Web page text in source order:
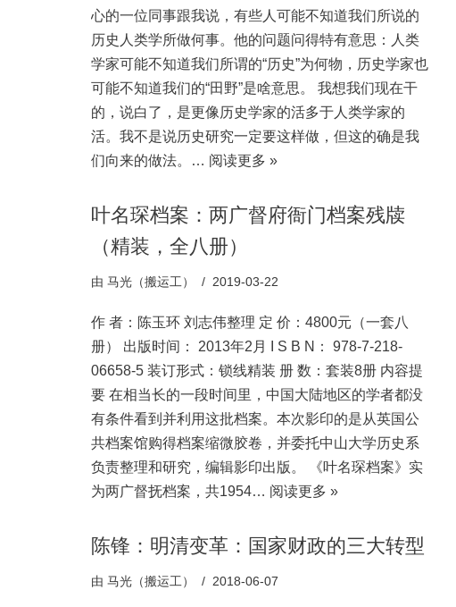
心的一位同事跟我说，有些人可能不知道我们所说的
历史人类学所做何事。他的问题问得特有意思：人类
学家可能不知道我们所谓的“历史”为何物，历史学家也
可能不知道我们的“田野”是啥意思。 我想我们现在干
的，说白了，是更像历史学家的活多于人类学家的
活。我不是说历史研究一定要这样做，但这的确是我
们向来的做法。… 阅读更多 »
叶名琛档案：两广督府衙门档案残牍
（精装，全八册）
由 马光（搬运工） 2019-03-22
作 者：陈玉环 刘志伟整理 定 价：4800元（一套八
册） 出版时间： 2013年2月 I S B N： 978-7-218-
06658-5 装订形式：锁线精装 册 数：套装8册 内容提
要 在相当长的一段时间里，中国大陆地区的学者都没
有条件看到并利用这批档案。本次影印的是从英国公
共档案馆购得档案缩微胶卷，并委托中山大学历史系
负责整理和研究，编辑影印出版。 《叶名琛档案》实
为两广督抚档案，共1954… 阅读更多 »
陈锋：明清变革：国家财政的三大转型
由 马光（搬运工） 2018-06-07